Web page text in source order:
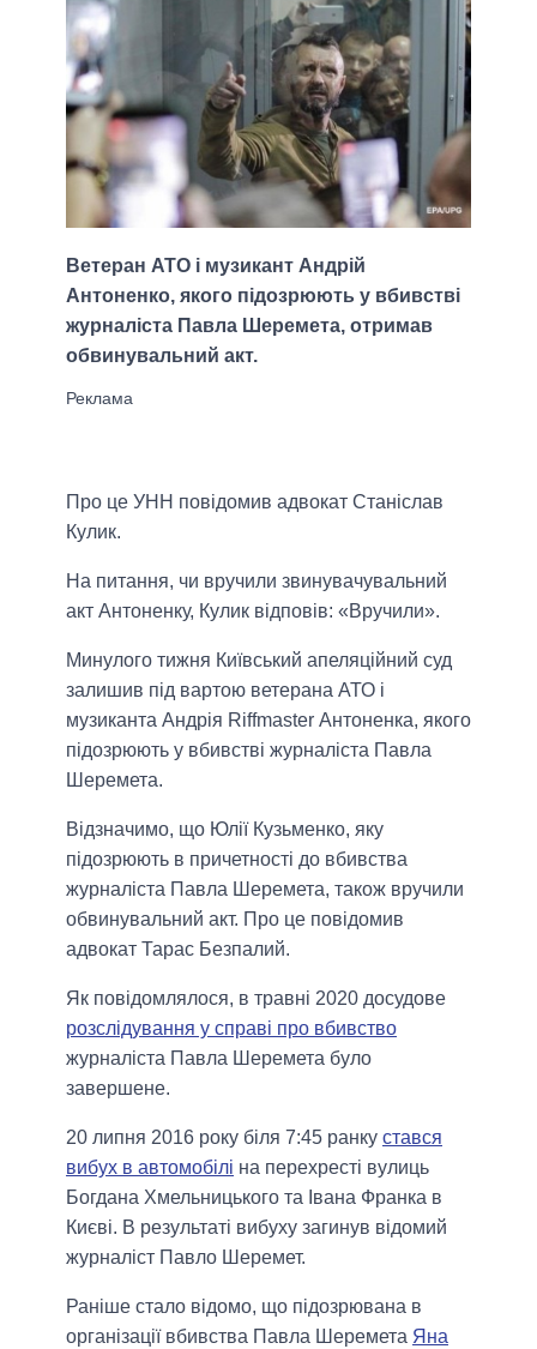
Ветеран АТО і музикант Андрій
Антоненко, якого підозрюють у вбивстві
журналіста Павла Шеремета, отримав
обвинувальний акт.
Про це УНН повідомив адвокат Станіслав
Кулик.
На питання, чи вручили звинувачувальний
акт Антоненку, Кулик відповів: «Вручили».
Минулого тижня Київський апеляційний суд
залишив під вартою ветерана АТО і
музиканта Андрія Riffmaster Антоненка, якого
підозрюють у вбивстві журналіста Павла
Шеремета.
Відзначимо, що Юлії Кузьменко, яку
підозрюють в причетності до вбивства
журналіста Павла Шеремета, також вручили
обвинувальний акт. Про це повідомив
адвокат Тарас Безпалий.
Як повідомлялося, в травні 2020 досудове
розслідування у справі про вбивство
журналіста Павла Шеремета було
завершене.
20 липня 2016 року біля 7:45 ранку стався
вибух в автомобілі на перехресті вулиць
Богдана Хмельницького та Івана Франка в
Києві. В результаті вибуху загинув відомий
журналіст Павло Шеремет.
Раніше стало відомо, що підозрювана в
організації вбивства Павла Шеремета Яна